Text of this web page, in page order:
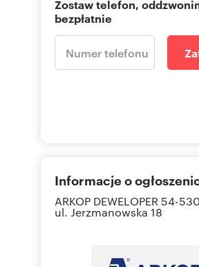
Zostaw telefon,
bezpłatnie
Informacje o
ARKOP DEWELOPER 54-
ul. Jerzmanowska 18